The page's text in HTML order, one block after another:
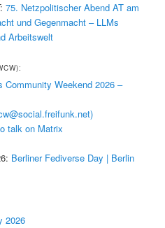
75. Netzpolitischer Abend AT am
und Gegenmacht – LLMs
Arbeitswelt
Community Weekend 2026 –
talk on Matrix
Berliner Fediverse Day | Berlin
2026